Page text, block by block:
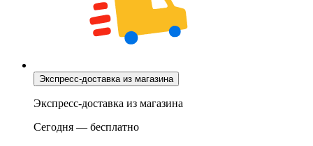
Экспресс-доставка из магазина
Экспресс-доставка из магазина
Сегодня — бесплатно